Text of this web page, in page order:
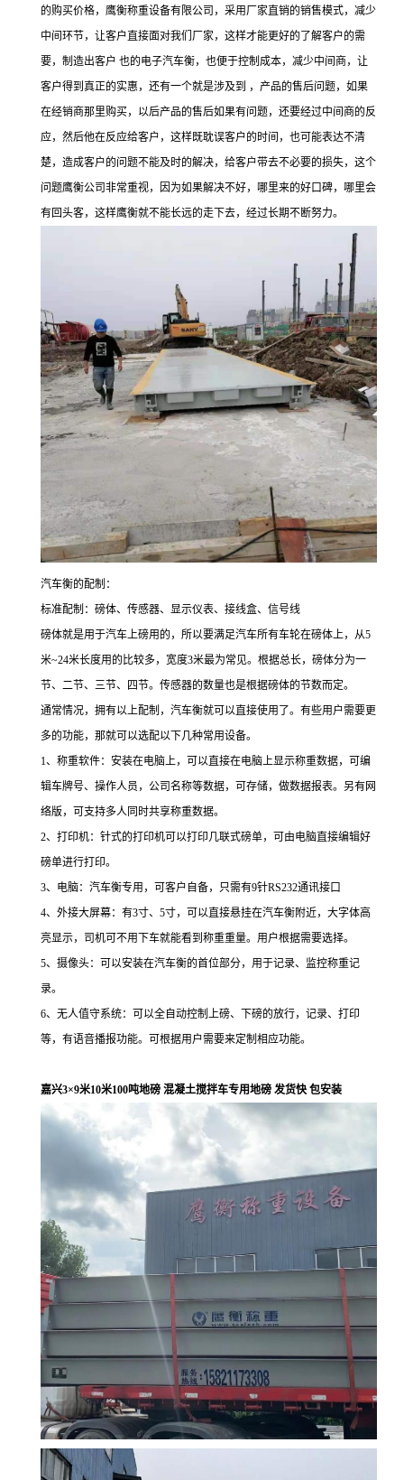
的购买价格，鹰衡称重设备有限公司，采用厂家直销的销售模式，减少
中间环节，让客户直接面对我们厂家，这样才能更好的了解客户的需
要，制造出客户 也的电子汽车衡，也便于控制成本，减少中间商，让
客户得到真正的实惠，还有一个就是涉及到 ，产品的售后问题，如果
在经销商那里购买，以后产品的售后如果有问题，还要经过中间商的反
应，然后他在反应给客户，这样既耽误客户的时间，也可能表达不清
楚，造成客户的问题不能及时的解决，给客户带去不必要的损失，这个
问题鹰衡公司非常重视，因为如果解决不好，哪里来的好口碑，哪里会
有回头客，这样鹰衡就不能长远的走下去，经过长期不断努力。
汽车衡的配制：
标准配制：磅体、传感器、显示仪表、接线盒、信号线
磅体就是用于汽车上磅用的，所以要满足汽车所有车轮在磅体上，从5
米~24米长度用的比较多，宽度3米最为常见。根据总长，磅体分为一
节、二节、三节、四节。传感器的数量也是根据磅体的节数而定。
通常情况，拥有以上配制，汽车衡就可以直接使用了。有些用户需要更
多的功能，那就可以选配以下几种常用设备。
1、称重软件：安装在电脑上，可以直接在电脑上显示称重数据，可编
辑车牌号、操作人员，公司名称等数据，可存储，做数据报表。另有网
络版，可支持多人同时共享称重数据。
2、打印机：针式的打印机可以打印几联式磅单，可由电脑直接编辑好
磅单进行打印。
3、电脑：汽车衡专用，可客户自备，只需有9针RS232通讯接口
4、外接大屏幕：有3寸、 5寸，可以直接悬挂在汽车衡附近，大字体高
亮显示，司机可不用下车就能看到称重重量。用户根据需要选择。
5、摄像头：可以安装在汽车衡的首位部分，用于记录、监控称重记
录。
6、无人值守系统：可以全自动控制上磅、下磅的放行，记录、打印
等，有语音播报功能。可根据用户需要来定制相应功能。
嘉兴3×9米10米100吨地磅 混凝土搅拌车专用地磅 发货快 包安装